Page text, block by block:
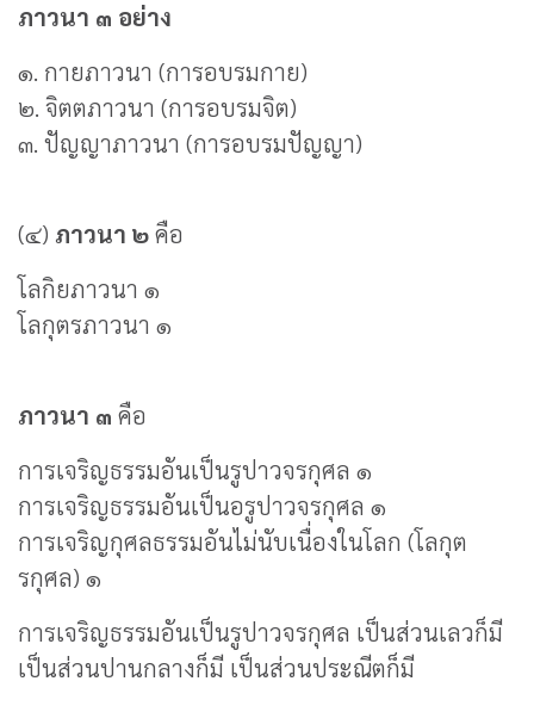
ภาวนา ๓ อย่าง
๑. กายภาวนา (การอบรมกาย)
๒. จิตตภาวนา (การอบรมจิต)
๓. ปัญญาภาวนา (การอบรมปัญญา)
(๔) ภาวนา ๒คือ
โลกิยภาวนา ๑
โลกุตรภาวนา ๑
ภาวนา ๓ คือ
การเจริญธรรมอันเป็นรูปาวจรกุศล ๑
การเจริญธรรมอันเป็นอรูปาวจรกุศล ๑
การเจริญกุศลธรรมอันไม่นับเนื่องในโลก (โลกุต
รกุศล) ๑
การเจริญธรรมอันเป็นรูปาวจรกุศล เป็นส่วนเลวก็มี
เป็นส่วนปานกลางก็มี เป็นส่วนประณีตก็มี